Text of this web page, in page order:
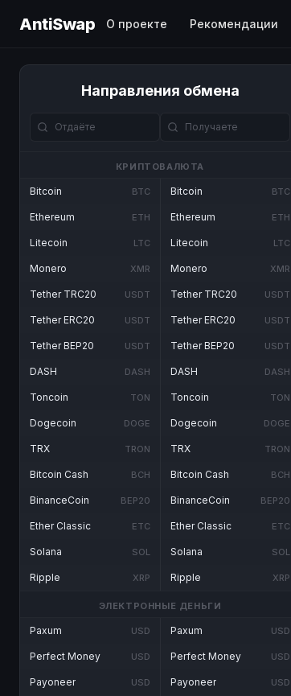
AntiSwap О проекте Рекомендации
Направления обмена
КРИПТОВАЛЮТА
Bitcoin BTC
Ethereum ETH
Litecoin LTC
Monero XMR
Tether TRC20 USDT
Tether ERC20 USDT
Tether BEP20 USDT
DASH DASH
Toncoin TON
Dogecoin DOGE
TRX TRON
Bitcoin Cash BCH
BinanceCoin BEP20
Ether Classic ETC
Solana SOL
Ripple XRP
Bitcoin BTC
Ethereum ETH
Litecoin LTC
Monero XMR
Tether TRC20 USDT
Tether ERC20 USDT
Tether BEP20 USDT
DASH DASH
Toncoin TON
Dogecoin DOGE
TRX TRON
Bitcoin Cash BCH
BinanceCoin BEP20
Ether Classic ETC
Solana SOL
Ripple XRP
ЭЛЕКТРОННЫЕ ДЕНЬГИ
Paxum USD
Perfect Money USD
Payoneer USD
Paxum USD
Perfect Money USD
Payoneer USD